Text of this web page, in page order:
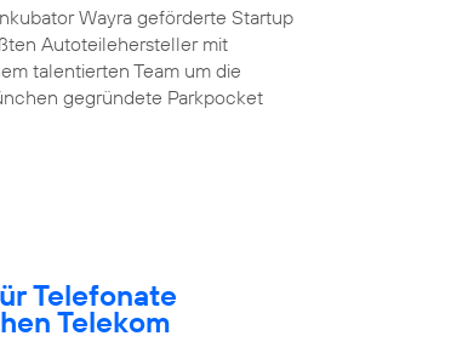
Wayra geförderte Startup
Autoteilehersteller mit
talentierten Team um die
gegründete Parkpocket
Telefonate
Telekom